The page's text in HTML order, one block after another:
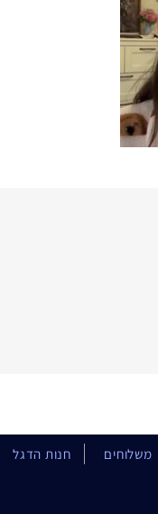
משלוחים חנות הדגל